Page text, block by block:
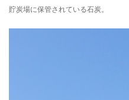
貯炭場に保管されている石炭。